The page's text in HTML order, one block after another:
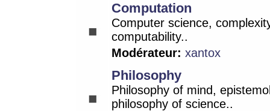
Computation
Computer science,
computability..
Modérateur: xantox
Philosophy
Philosophy of mind,
philosophy of science..